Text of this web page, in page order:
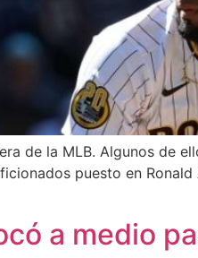
de la MLB. Algunos de
puesto en Ronald
a medio